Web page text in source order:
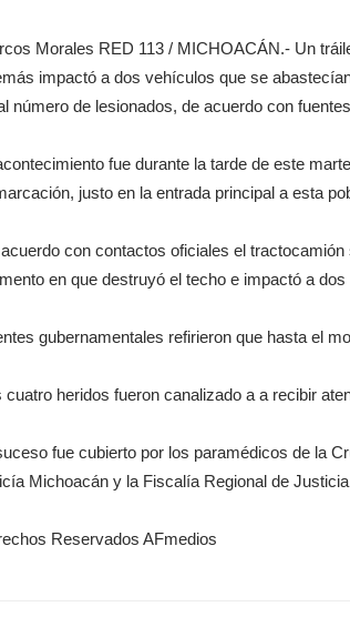
Morales RED 113 / MICHOACÁN.- Un
impactó a dos vehículos que se
número de lesionados, de acuerdo con
fue durante la tarde de este
justo en la entrada principal a esta
con contactos oficiales el
en que destruyó el techo e impactó a
gubernamentales refirieron que hasta el
cuatro heridos fueron canalizado a a recibir
fue cubierto por los paramédicos de la
Michoacán y la Fiscalía Regional de
Reservados AFmedios